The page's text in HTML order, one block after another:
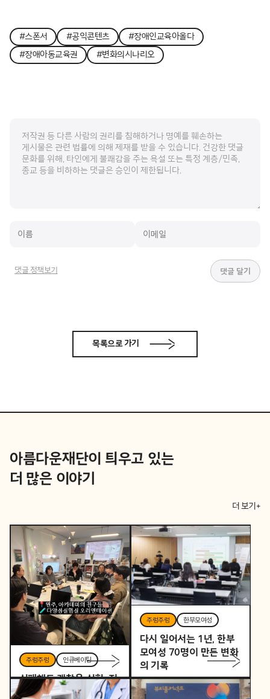
#스폰서 #공익콘텐츠
#장애인교육아올다
#장애아동교육권
#변화의시나리오
댓글 정책보기
목록으로 가기
아름다운재단이 틔우고 있는
더 많은 이야기
더 보기+
주렁주렁 인큐베이팅
실패해도 괜찮은 실험, 지
역을 바꾸는 작은 시작
주렁주렁 한부모여성
다시 일어서는 1년, 한부
모여성 70명이 만든 변화
의 기록